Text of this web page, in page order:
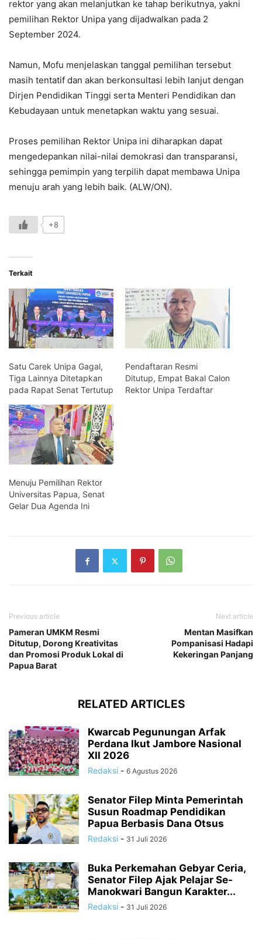
rektor yang akan melanjutkan ke tahap berikutnya, yakni
pemilihan Rektor Unipa yang dijadwalkan pada 2
September 2024.
Namun, Mofu menjelaskan tanggal pemilihan tersebut
masih tentatif dan akan berkonsultasi lebih lanjut dengan
Dirjen Pendidikan Tinggi serta Menteri Pendidikan dan
Kebudayaan untuk menetapkan waktu yang sesuai.
Proses pemilihan Rektor Unipa ini diharapkan dapat
mengedepankan nilai-nilai demokrasi dan transparansi,
sehingga pemimpin yang terpilih dapat membawa Unipa
menuju arah yang lebih baik. (ALW/ON).
+8
Terkait
Satu Carek Unipa Gagal,
Tiga Lainnya Ditetapkan
pada Rapat Senat Tertutup
Pendaftaran Resmi
Ditutup, Empat Bakal Calon
Rektor Unipa Terdaftar
Menuju Pemilihan Rektor
Universitas Papua, Senat
Gelar Dua Agenda Ini
Previous article
Pameran UMKM Resmi
Ditutup, Dorong Kreativitas
dan Promosi Produk Lokal di
Papua Barat
Next article
Mentan Masifkan
Pompanisasi Hadapi
Kekeringan Panjang
RELATED ARTICLES
Kwarcab Pegunungan Arfak
Perdana Ikut Jambore Nasional
XII 2026
Redaksi - 6 Agustus 2026
Senator Filep Minta Pemerintah
Susun Roadmap Pendidikan
Papua Berbasis Dana Otsus
Redaksi - 31 Juli 2026
Buka Perkemahan Gebyar Ceria,
Senator Filep Ajak Pelajar Se-
Manokwari Bangun Karakter...
Redaksi - 31 Juli 2026